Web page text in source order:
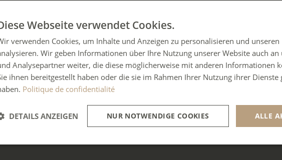
Webseite verwendet Cookies.
verwenden Cookies, um Inhalte und Anzeigen zu personalisieren und
Wir geben Informationen über Ihre Nutzung unserer Website auch an
Analysepartner weiter, die diese möglicherweise mit anderen Informationen
ihnen bereitgestellt haben oder die sie im Rahmen Ihrer Nutzung ihrer Dienste
Politique de confidentialité
ALLE
NUR NOTWENDIGE COOKIES
DETAILS ANZEIGEN